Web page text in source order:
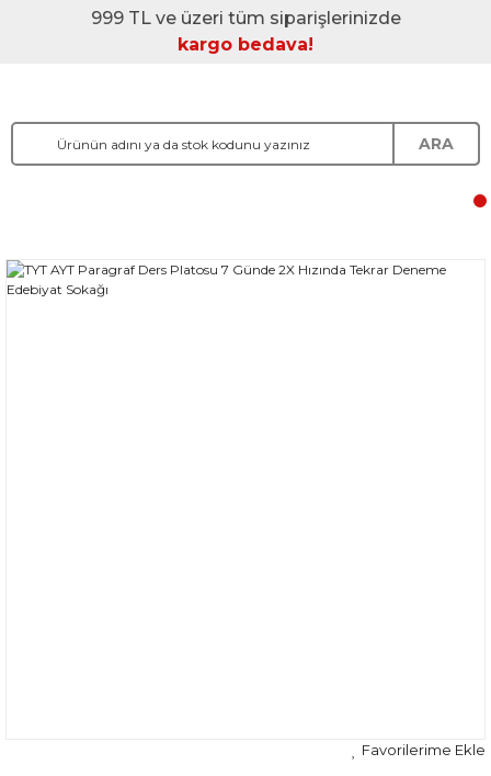
999 TL ve üzeri tüm siparişlerinizde
kargo bedava!
ARA